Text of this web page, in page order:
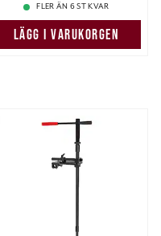
FLER ÄN 6 ST KVAR
LÄGG I VARUKORGEN